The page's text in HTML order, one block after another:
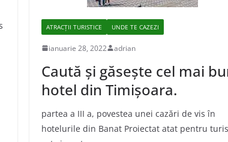
ATRACȚII TURISTICE UNDE TE CAZEZI
ianuarie 28, 2022 adrian
Caută şi găseşte cel mai
hotel din Timişoara.
partea a III a, povestea unei cazări de vis în
hotelurile din Banat Proiectat atat pentru